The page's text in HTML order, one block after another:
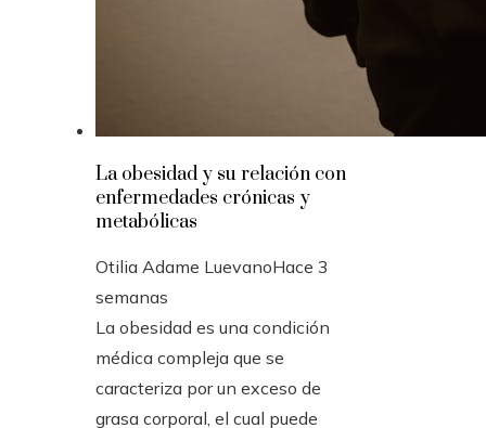
La obesidad y su relación con
enfermedades crónicas y
metabólicas
Otilia Adame LuevanoHace 3
semanas
La obesidad es una condición
médica compleja que se
caracteriza por un exceso de
grasa corporal, el cual puede